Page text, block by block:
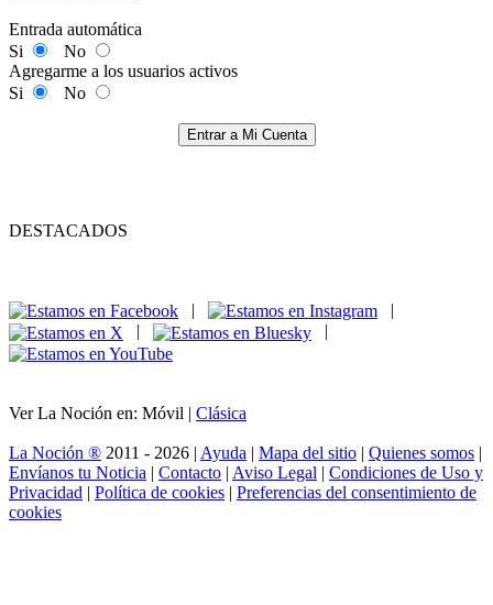
Entrada automática
Si
No
Agregarme a los usuarios activos
Si
No
Entrar a Mi Cuenta
DESTACADOS
|
|
|
|
Ver La Noción en: Móvil | Clásica
La Noción ® 2011 - 2026 | Ayuda | Mapa del sitio | Quienes somos |
Envíanos tu Noticia | Contacto | Aviso Legal | Condiciones de Uso y
Privacidad | Política de cookies | Preferencias del consentimiento de
cookies